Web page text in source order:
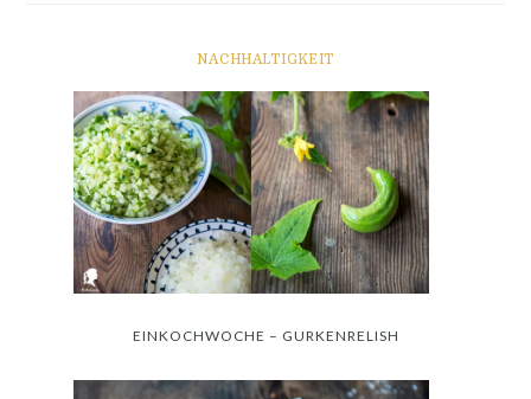
NACHHALTIGKEIT
EINKOCHWOCHE – GURKENRELISH